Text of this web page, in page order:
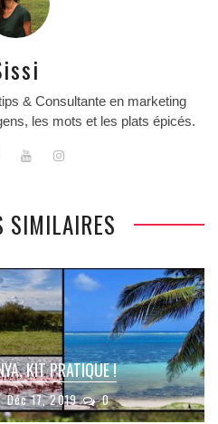
& Consultante en marketing
les mots et les plats épicés.
SIMILAIRES
KIT PRATIQUE !
Déc 17, 2019 0